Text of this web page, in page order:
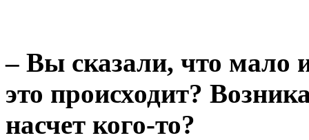
– Вы сказали, что мало
это происходит?
насчет кого-то?